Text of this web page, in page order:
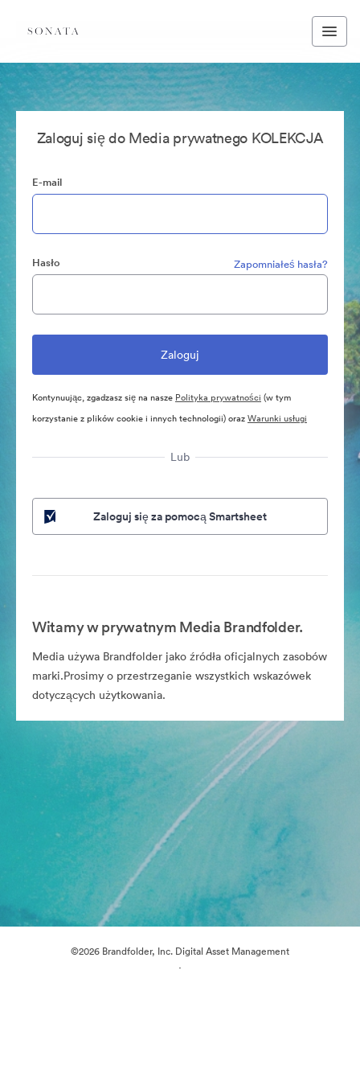
Zaloguj się do Media prywatnego KOLEKCJA
E-mail
Hasło Zapomniałeś hasła?
Kontynuując, zgadzasz się na nasze Polityka prywatności (w tym
korzystanie z plików cookie i innych technologii) orazWarunki usługi
Lub
Zaloguj się za pomocą Smartsheet
Witamy w prywatnym Media Brandfolder.
Media używa Brandfolder jako źródła oficjalnych zasobów
marki.Prosimy o przestrzeganie wszystkich wskazówek
dotyczących użytkowania.
©2026 Brandfolder, Inc. Digital Asset Management
·